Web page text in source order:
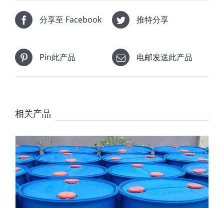
分享至 Facebook 推特分享
Pin此产品 电邮发送此产品
相关产品